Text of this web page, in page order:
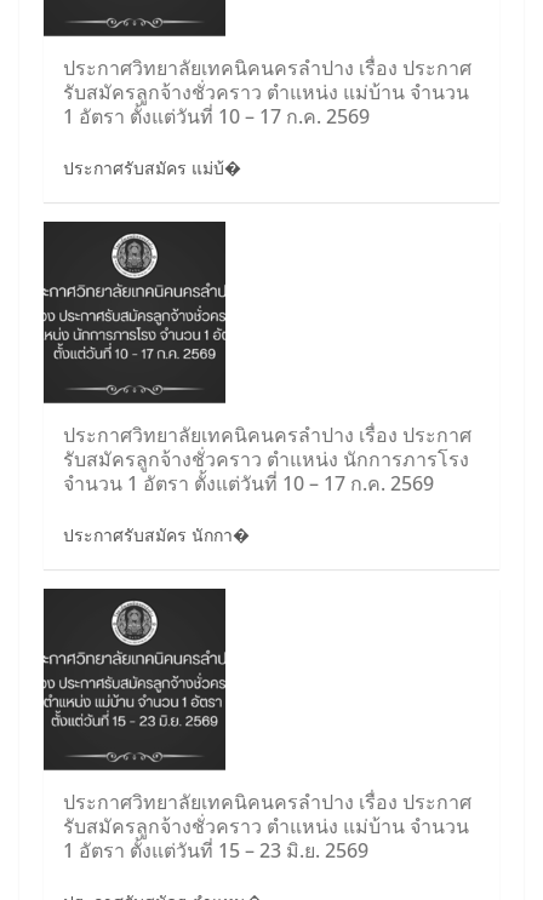
ประกาศวิทยาลัยเทคนิคนครลำปาง เรื่อง ประกาศ
รับสมัครลูกจ้างชั่วคราว ตำแหน่ง แม่บ้าน จำนวน
1 อัตรา ตั้งแต่วันที่ 10 – 17 ก.ค. 2569
ประกาศรับสมัคร แม่บ้�
ประกาศวิทยาลัยเทคนิคนครลำปาง เรื่อง ประกาศ
รับสมัครลูกจ้างชั่วคราว ตำแหน่ง นักการภารโรง
จำนวน 1 อัตรา ตั้งแต่วันที่ 10 – 17 ก.ค. 2569
ประกาศรับสมัคร นักกา�
ประกาศวิทยาลัยเทคนิคนครลำปาง เรื่อง ประกาศ
รับสมัครลูกจ้างชั่วคราว ตำแหน่ง แม่บ้าน จำนวน
1 อัตรา ตั้งแต่วันที่ 15 – 23 มิ.ย. 2569